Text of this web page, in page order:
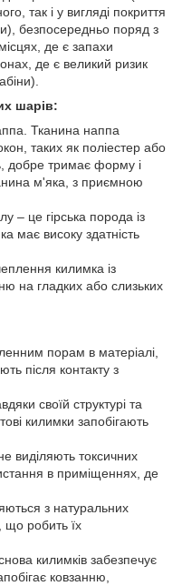
так і у вигляді покриття
безпосередньо поряд з
де є запахи
де є великий ризик
шарів:
Тканина наппа
таких як поліестер або
добре тримає форму і
м'яка, з приємною
– це гірська порода із
має високу здатність
килимка із
на гладких або слизьких
порам в матеріалі,
після контакту з
своїй структурі та
килимки запобігають
виділяють токсичних
в приміщеннях, де
з натуральних
що робить їх
килимків забезпечує
ковзанню,